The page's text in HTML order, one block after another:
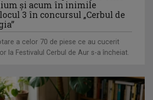
elita mondială a înotului, de la Roma, în
Similea „După noapte vine
şi acum în inimile
3 în concursul „Cerbul de
a celor 70 de piese ce au cucerit